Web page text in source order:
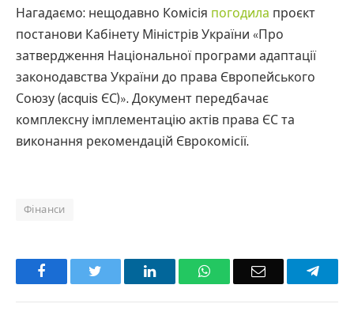
Нагадаємо: нещодавно Комісія погодила проєкт
постанови Кабінету Міністрів України «Про
затвердження Національної програми адаптації
законодавства України до права Європейського
Союзу (acquis ЄС)». Документ передбачає
комплексну імплементацію актів права ЄС та
виконання рекомендацій Єврокомісії.
Фінанси
Facebook LinkedInWhatsAppEmail